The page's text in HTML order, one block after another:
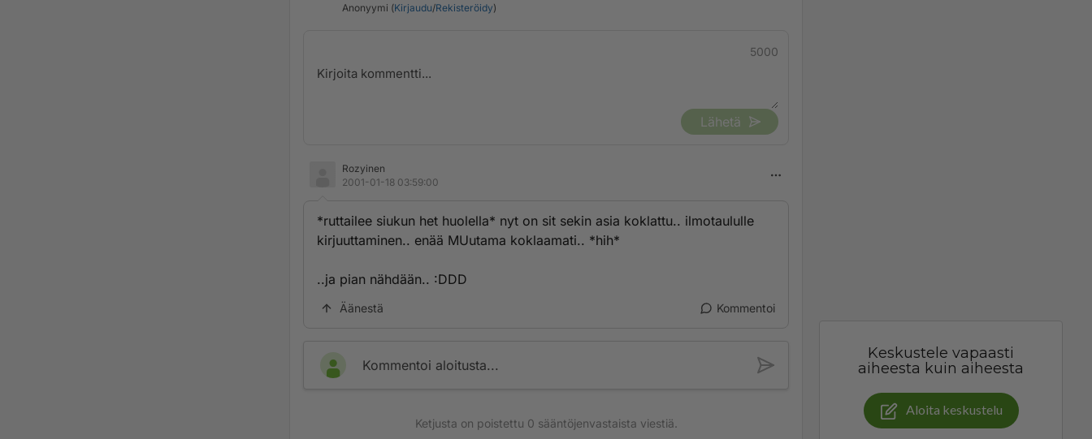
Anonyymi (Kirjaudu/Rekisteröidy)
5000
Lähetä
Rozyinen
2001-01-18 03:59:00
*ruttailee siukun het huolella* nyt on sit sekin asia koklattu.. ilmotaululle
kirjuuttaminen.. enää MUutama koklaamati.. *hih*
..ja pian nähdään.. :DDD
Äänestä Kommentoi
Kommentoi aloitusta...
Ketjusta on poistettu 0 sääntöjenvastaista viestiä.
Keskustele vapaasti
aiheesta kuin aiheesta
Aloita keskustelu